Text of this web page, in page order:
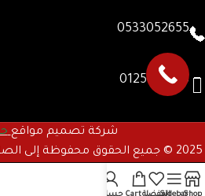
0533052655
0125780885
شركة تصميم مواقع
2025 © جميع الحقوق محفوظة إلى الصافي لأنظمة الأمن و السلامة